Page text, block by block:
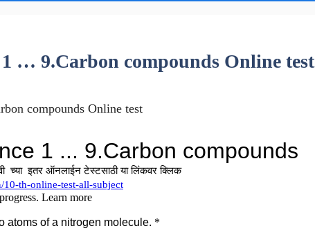
1 … 9.Carbon compounds Online test
compounds Online test